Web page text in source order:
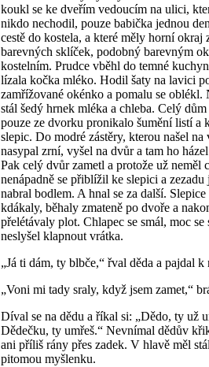
koukl se ke dveřím vedoucím na ulici,
nikdo nechodil, pouze babička jednou
cestě do kostela, a které měly horní okraj
barevných sklíček, podobný barevným
kostelním. Prudce vběhl do temné
lízala kočka mléko. Hodil šaty na lavici
zamřížované okénko a pomalu se oblékl.
stál šedý hrnek mléka a chleba. Celý
pouze ze dvorku pronikalo šumění listí a
slepic. Do modré zástěry, kterou našel na
nasypal zrní, vyšel na dvůr a tam ho
Pak celý dvůr zametl a protože už neměl
nenápadně se přiblížil ke slepici a zezadu
nabral bodlem. A hnal se za další. Slepice
kdákaly, běhaly zmateně po dvoře a
přelétávaly plot. Chlapec se smál, moc se
neslyšel klapnout vrátka.
„Já ti dám, ty blbče,“ řval děda a pajdal k
„Voni mi tady sraly, když jsem zamet,“
Díval se na dědu a říkal si: „Dědo, ty už
Dědečku, ty umřeš.“ Nevnímal dědův
ani příliš rány přes zadek. V hlavě měl
pitomou myšlenku.